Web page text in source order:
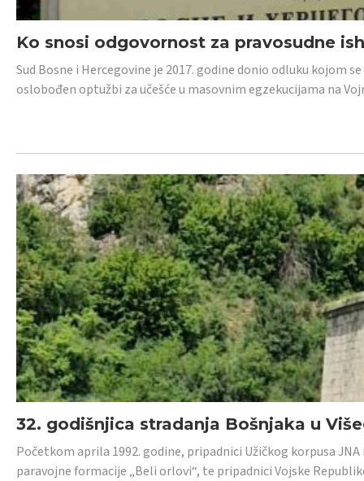
Ko snosi odgovornost za pravosudne
Sud Bosne i Hercegovine je 2017. godine donio odluku kojom
oslobođen optužbi za učešće u masovnim egzekucijama na
32. godišnjica stradanja Bošnjaka u
Početkom aprila 1992. godine, pripadnici Užičkog korpusa
paravojne formacije „Beli orlovi“, te pripadnici Vojske